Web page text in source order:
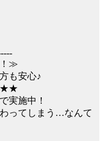
！≫
も安心♪
★★
実施中！
ってしまう…なんて